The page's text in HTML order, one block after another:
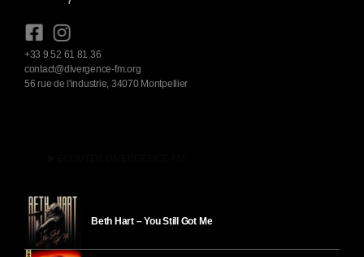
+33 9 52 61 81 36
contact@divergence-fm.org
56 rue de l'industrie, 34070 Montpellier
Beth Hart – You Still Got Me